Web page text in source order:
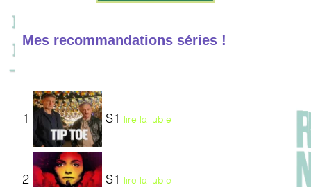
Mes recommandations séries !
1 S1 lire la lubie
2 S1 lire la lubie